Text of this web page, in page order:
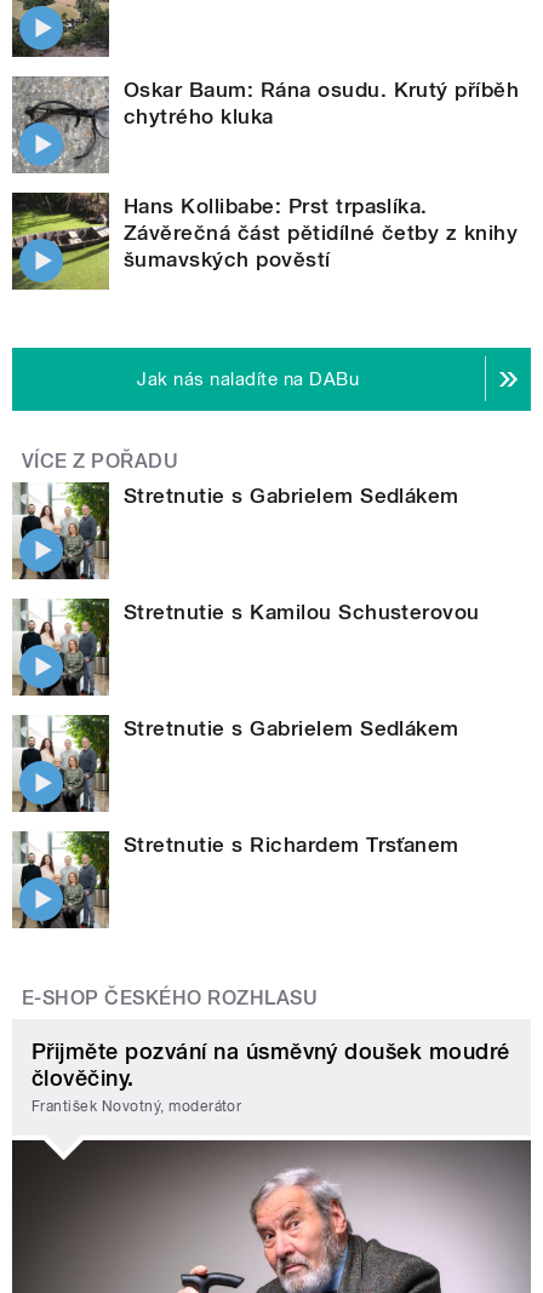
Oskar Baum: Rána osudu. Krutý příběh
chytrého kluka
Hans Kollibabe: Prst trpaslíka.
Závěrečná část pětidílné četby z knihy
šumavských pověstí
Jak nás naladíte na DABu
VÍCE Z POŘADU
Stretnutie s Gabrielem Sedlákem
Stretnutie s Kamilou Schusterovou
Stretnutie s Gabrielem Sedlákem
Stretnutie s Richardem Trsťanem
E-SHOP ČESKÉHO ROZHLASU
Přijměte pozvání na úsměvný doušek moudré
člověčiny.
František Novotný, moderátor